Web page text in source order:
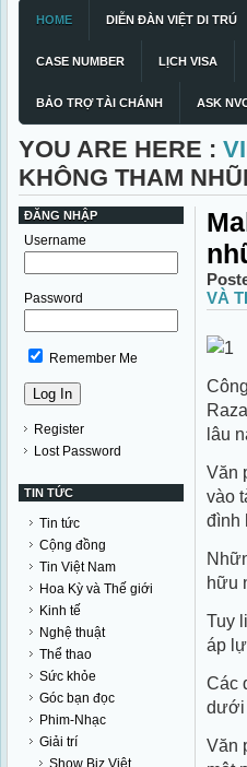
HOME DIỄN ĐÀN VIỆT DI TRÚ
CASE NUMBER LỊCH VISA
BẢO TRỢ TÀI CHÁNH ASK
YOU ARE HERE :
KHÔNG THAM
ĐĂNG NHẬP
Username
Password
Remember Me
Register
Lost Password
TIN TỨC
Tin tức
Cộng đồng
Tin Việt Nam
Hoa Kỳ và Thế giới
Kinh tế
Nghệ thuật
Thể thao
Sức khỏe
Góc bạn đọc
Phim-Nhạc
Giải trí
Show Biz Việt
VÀ
lâu
Văn
vào
đình
hữu
Tuy
áp
Các
dưới
Văn